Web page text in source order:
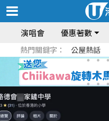
演唱會 優惠著數
熱門關鍵字： 公屋熱話